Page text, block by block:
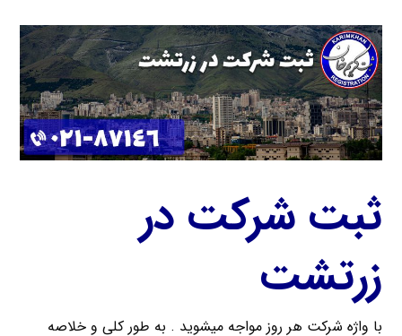
ثبت شرکت در
زرتشت
با واژه شرکت هر روز مواجه میشوید . به طور کلی و خلاصه